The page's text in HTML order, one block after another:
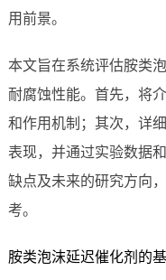
用前景。
本文旨在系统评估胺类
耐腐蚀性能。首先，将
和作用机制；其次，详
表现，并通过实验数据
缺点及未来的研究方向
考。
胺类泡沫延迟催化剂的